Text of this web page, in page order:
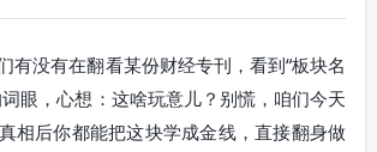
有没有在翻看某份财经专刊，看到“板块名
眼，心想：这啥玩意儿？别慌，咱们今天
相后你都能把这块学成金线，直接翻身做